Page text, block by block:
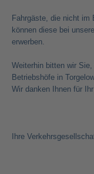
Fahrgäste, die nicht im
können diese bei
erwerben.
Weiterhin bitten wir
Betriebshöfe in
Wir danken Ihnen für
Ihre